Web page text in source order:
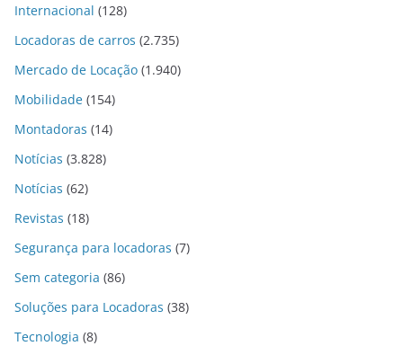
Internacional (128)
Locadoras de carros (2.735)
Mercado de Locação (1.940)
Mobilidade (154)
Montadoras (14)
Notícias (3.828)
Notícias (62)
Revistas (18)
Segurança para locadoras (7)
Sem categoria (86)
Soluções para Locadoras (38)
Tecnologia (8)